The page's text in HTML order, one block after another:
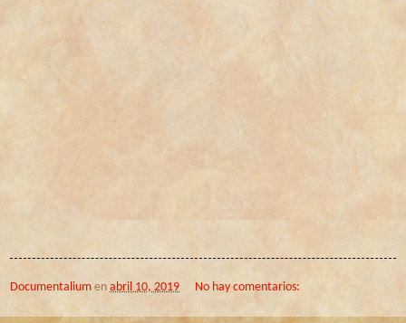
Documentalium en abril 10, 2019 No hay comentarios: